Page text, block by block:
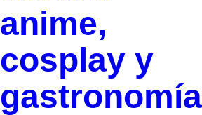
anime,
cosplay y
gastronomía